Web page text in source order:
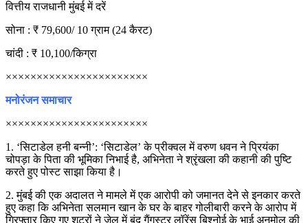
वित्तीय राजधानी मुंबई में दरें
सोना : ₹ 79,600/ 10 ग्राम (24 कैरट)
चांदी : ₹ 10,100/किग्रा
×××××××××××××××××××××××
मनोरंजन समाचार
×××××××××××××××××××××××
1. ‘सिटाडेल हनी बन्नी’: ‘सिटाडेल’ के प्रीक्वल में वरुण धवन ने प्रियंका
चोपड़ा के पिता की भूमिका निभाई है, अभिनेता ने श्रृंखला की कहानी की पुष्टि
करते हुए पोस्ट साझा किया है।
2. मुंबई की एक अदालत ने मामले में एक आरोपी को जमानत देने से इनकार करते
हुए कहा कि अभिनेता सलमान खान के घर के बाहर गोलीबारी करने के आरोप में
गिरफ्तार किए गए शूटरों ने जेल में बंद गैंगस्टर लॉरेंस बिश्नोई के भाई अनमोल की